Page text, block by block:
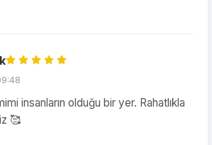
insanların olduğu bir yer. Rahatlıkla
🥰